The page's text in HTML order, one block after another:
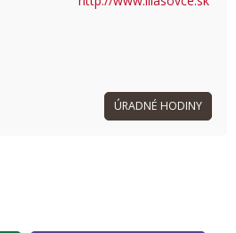
ÚRADNÉ HODINY